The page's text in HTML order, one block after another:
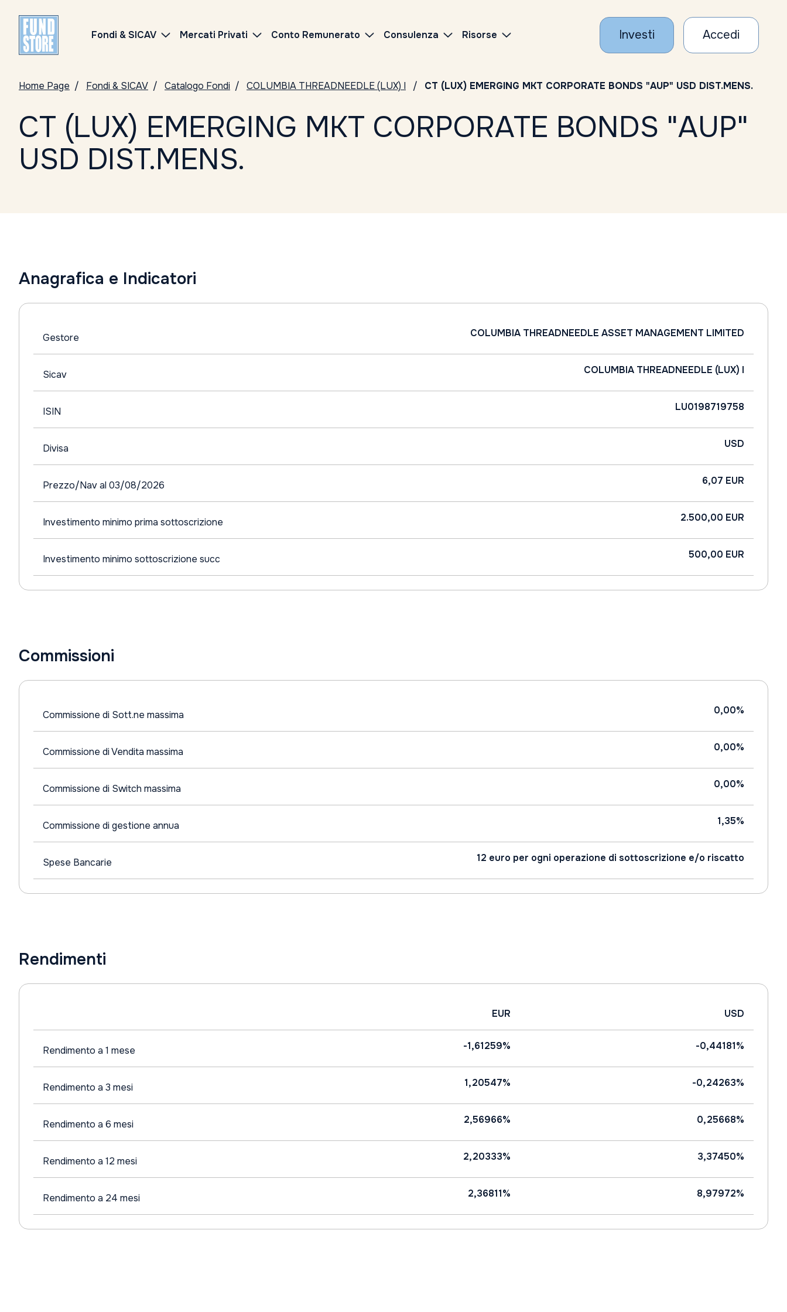
Fondi & SICAV Mercati Privati Conto Remunerato Consulenza Risorse Investi Accedi
Home Page Fondi & SICAV Catalogo Fondi COLUMBIA THREADNEEDLE (LUX) I CT (LUX) EMERGING MKT CORPORATE BONDS "AUP" USD DIST.MENS.
CT (LUX) EMERGING MKT CORPORATE BONDS "AUP"
USD DIST.MENS.
Anagrafica e Indicatori
Gestore COLUMBIA THREADNEEDLE ASSET MANAGEMENT LIMITED
Sicav COLUMBIA THREADNEEDLE (LUX) I
ISIN LU0198719758
Divisa USD
Prezzo/Nav al 03/08/2026 6,07 EUR
Investimento minimo prima sottoscrizione 2.500,00 EUR
Investimento minimo sottoscrizione succ 500,00 EUR
Commissioni
Commissione di Sott.ne massima 0,00%
Commissione di Vendita massima 0,00%
Commissione di Switch massima 0,00%
Commissione di gestione annua 1,35%
Spese Bancarie 12 euro per ogni operazione di sottoscrizione e/o riscatto
Rendimenti
EUR USD
Rendimento a 1 mese -1,61259% -0,44181%
Rendimento a 3 mesi 1,20547% -0,24263%
Rendimento a 6 mesi 2,56966% 0,25668%
Rendimento a 12 mesi 2,20333% 3,37450%
Rendimento a 24 mesi 2,36811% 8,97972%